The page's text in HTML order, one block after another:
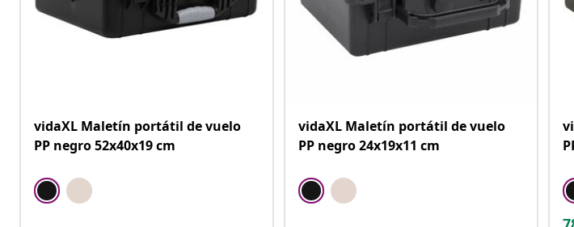
vidaXL Maletín portátil de vuelo
PP negro 52x40x19 cm
vidaXL Maletín portátil de vuelo
PP negro 24x19x11 cm